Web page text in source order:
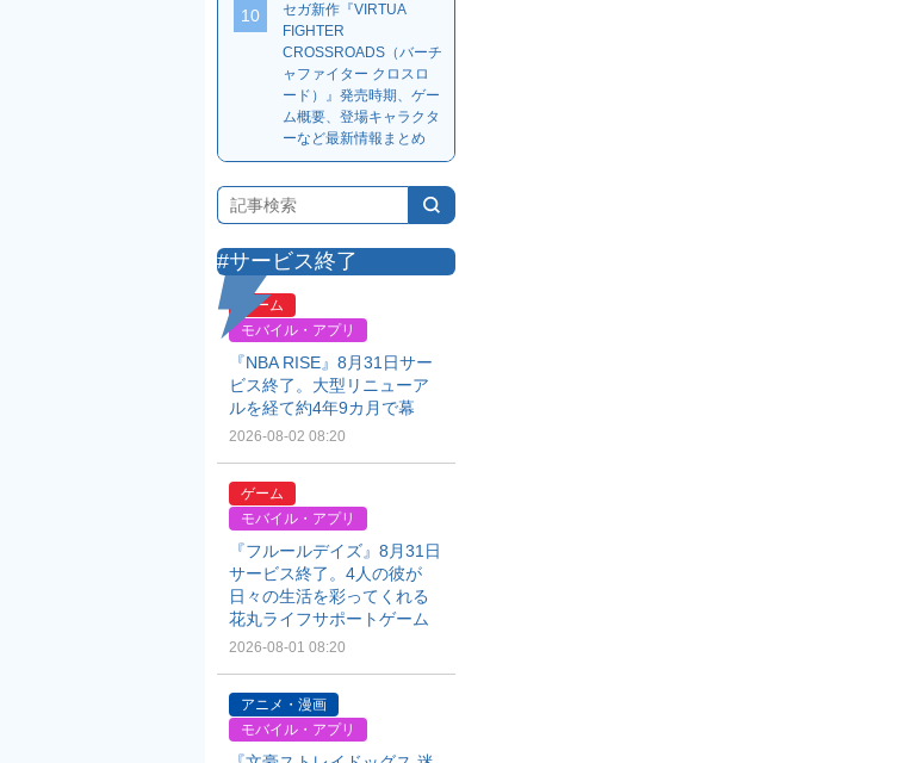
10
セガ新作『VIRTUA
FIGHTER
CROSSROADS（バーチ
ャファイター クロスロ
ード）』発売時期、ゲー
ム概要、登場キャラクタ
ーなど最新情報まとめ
#サービス終了
ゲーム
モバイル・アプリ
『NBA RISE』8月31日サー
ビス終了。大型リニューア
ルを経て約4年9カ月で幕
2026-08-02 08:20
ゲーム
モバイル・アプリ
『フルールデイズ』8月31日
サービス終了。4人の彼が
日々の生活を彩ってくれる
花丸ライフサポートゲーム
2026-08-01 08:20
アニメ・漫画
モバイル・アプリ